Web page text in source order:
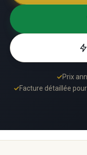
✓Prix
✓Facture détaillée pour